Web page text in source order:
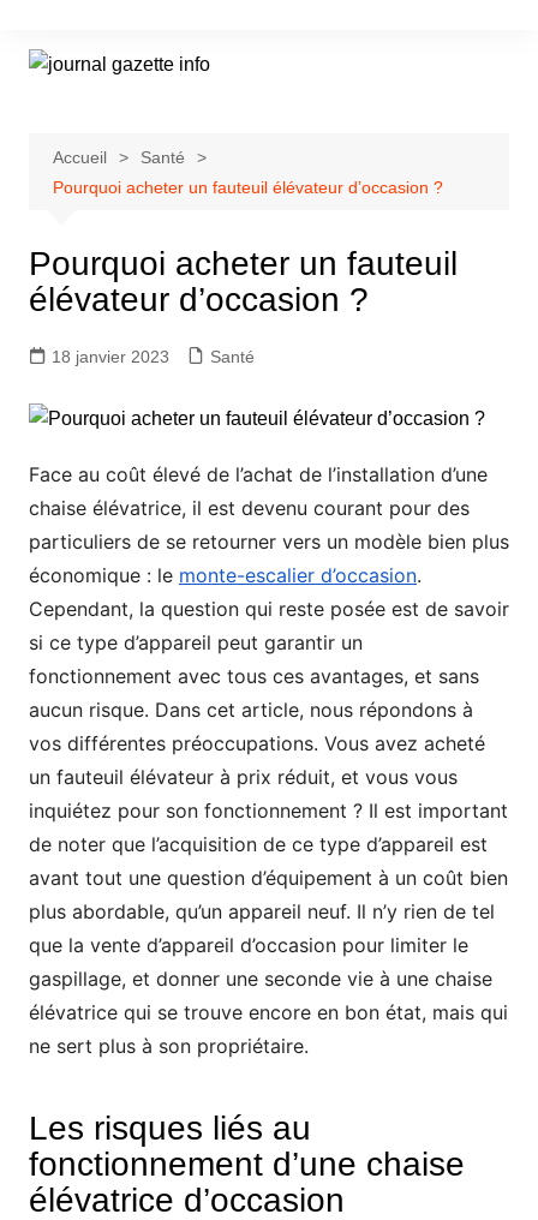
contenu
Accueil
Santé
Pourquoi acheter un fauteuil élévateur d’occasion ?
Pourquoi acheter un fauteuil
élévateur d’occasion ?
18 janvier 2023 Santé
Face au coût élevé de l’achat de l’installation d’une
chaise élévatrice, il est devenu courant pour des
particuliers de se retourner vers un modèle bien plus
économique : le monte-escalier d’occasion.
Cependant, la question qui reste posée est de savoir
si ce type d’appareil peut garantir un
fonctionnement avec tous ces avantages, et sans
aucun risque. Dans cet article, nous répondons à
vos différentes préoccupations. Vous avez acheté
un fauteuil élévateur à prix réduit, et vous vous
inquiétez pour son fonctionnement ? Il est important
de noter que l’acquisition de ce type d’appareil est
avant tout une question d’équipement à un coût bien
plus abordable, qu’un appareil neuf. Il n’y rien de tel
que la vente d’appareil d’occasion pour limiter le
gaspillage, et donner une seconde vie à une chaise
élévatrice qui se trouve encore en bon état, mais qui
ne sert plus à son propriétaire.
Les risques liés au
fonctionnement d’une chaise
élévatrice d’occasion